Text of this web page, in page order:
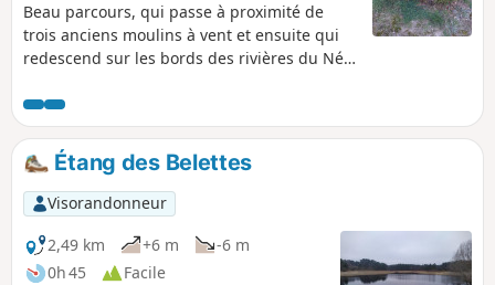
Beau parcours, qui passe à proximité de
trois anciens moulins à vent et ensuite qui
redescend sur les bords des rivières du Né
eau. Ensuite, le parcours remonte dans les
vignes pour redescendre encore sur le bord
du Né. Circuit vallonné et avec de beaux
points de vue.
Étang des Belettes
Visorandonneur
2,49 km
+6 m
-6 m
0h 45
Facile